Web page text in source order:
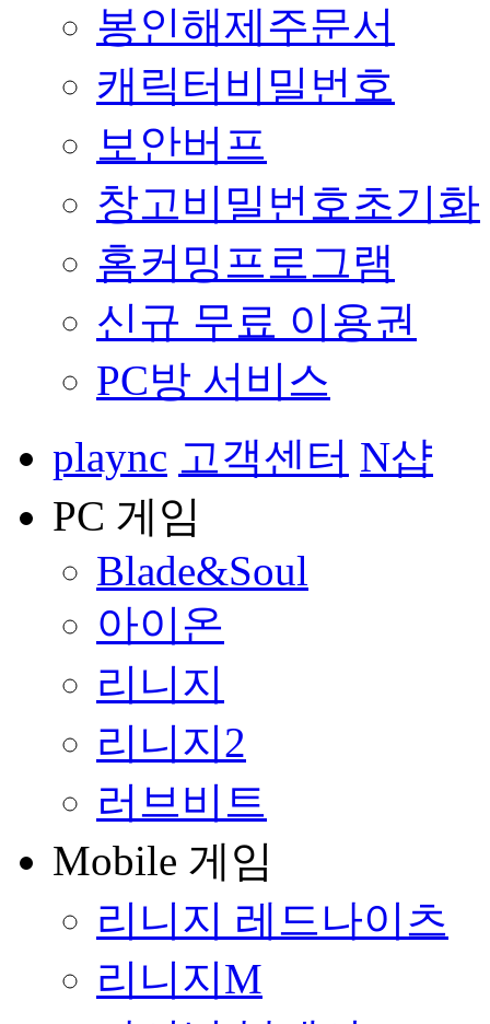
봉인해제주문서
캐릭터비밀번호
보안버프
창고비밀번호초기화
홈커밍프로그램
신규 무료 이용권
PC방 서비스
plaync 고객센터 N샵
PC 게임
Blade&Soul
아이온
리니지
리니지2
러브비트
Mobile 게임
리니지 레드나이츠
리니지M